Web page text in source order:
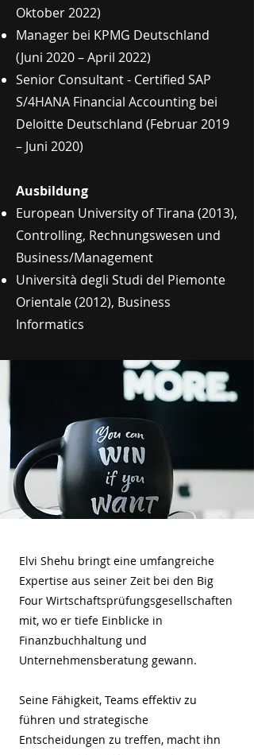
Oktober 2022)
Manager bei KPMG Deutschland
(Juni 2020 – April 2022)
Senior Consultant - Certified SAP
S/4HANA Financial Accounting bei
Deloitte Deutschland (Februar 2019
– Juni 2020)
Ausbildung
European University of Tirana (2013),
Controlling, Rechnungswesen und
Business/Management
Università degli Studi del Piemonte
Orientale (2012), Business
Informatics
Elvi Shehu bringt eine umfangreiche
Expertise aus seiner Zeit bei den Big
Four Wirtschaftsprüfungsgesellschaften
mit, wo er tiefe Einblicke in
Finanzbuchhaltung und
Unternehmensberatung gewann.
Seine Fähigkeit, Teams effektiv zu
führen und strategische
Entscheidungen zu treffen, macht ihn